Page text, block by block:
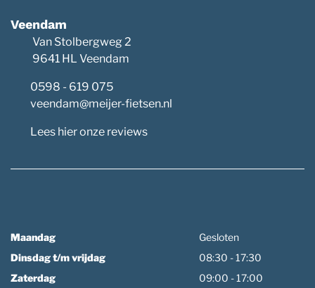
Veendam
Van Stolbergweg 2
9641 HL Veendam
0598 - 619 075
veendam@meijer-fietsen.nl
Lees hier onze reviews
Maandag
Gesloten
Dinsdag t/m vrijdag
08:30 - 17:30
Zaterdag
09:00 - 17:00